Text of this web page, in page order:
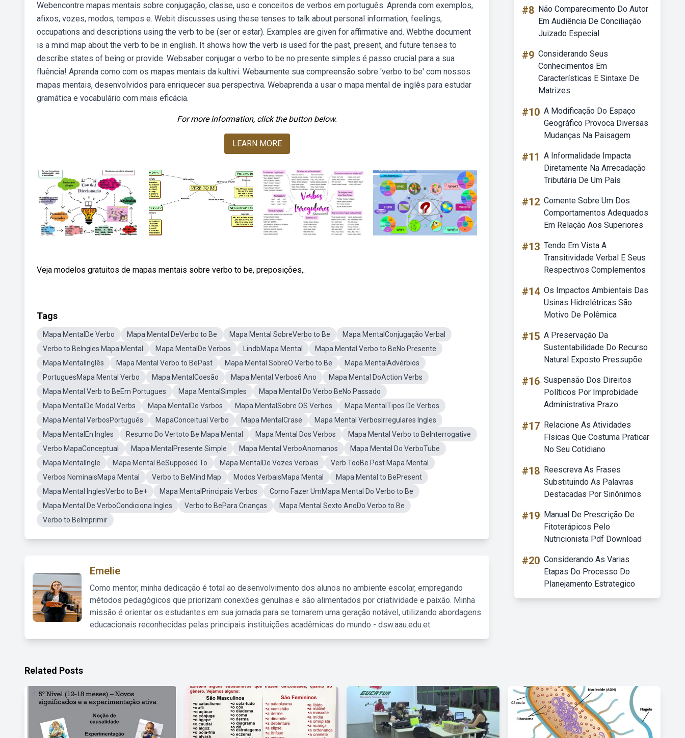
Webencontre mapas mentais sobre conjugação, classe, uso e conceitos de verbos em português. Aprenda com exemplos,
afixos, vozes, modos, tempos e. Webit discusses using these tenses to talk about personal information, feelings,
occupations and descriptions using the verb to be (ser or estar). Examples are given for affirmative and. Webthe document
is a mind map about the verb to be in english. It shows how the verb is used for the past, present, and future tenses to
describe states of being or provide. Websaber conjugar o verbo to be no presente simples é passo crucial para a sua
fluência! Aprenda como com os mapas mentais da kultivi. Webaumente sua compreensão sobre 'verbo to be' com nossos
mapas mentais, desenvolvidos para enriquecer sua perspectiva. Webaprenda a usar o mapa mental de inglês para estudar
gramática e vocabulário com mais eficácia.
For more information, click the button below.
LEARN MORE
Veja modelos gratuitos de mapas mentais sobre verbo to be, preposições,.
Tags
Mapa MentalDe Verbo Mapa Mental DeVerbo to Be Mapa Mental SobreVerbo to Be
Mapa MentalConjugação Verbal
Verbo to BeIngles Mapa Mental
Mapa MentalDe Verbos LindbMapa Mental
Mapa Mental Verbo to BeNo Presente
Mapa MentalInglês
Mapa Mental Verbo to BePast Mapa Mental SobreO Verbo to Be
Mapa MentalAdvérbios
PortuguesMapa Mental Verbo
Mapa MentalCoesão Mapa Mental Verbos6 Ano
Mapa Mental DoAction Verbs
Mapa Mental Verb to BeEm Portugues
Mapa MentalSimples
Mapa Mental Do Verbo BeNo Passado
Mapa MentalDe Modal Verbs
Mapa MentalDe Vsrbos Mapa MentalSobre OS Verbos
Mapa MentalTipos De Verbos
Mapa Mental VerbosPortuguês
MapaConceitual Verbo Mapa MentalCrase
Mapa Mental VerbosIrregulares Ingles
Mapa MentalEn Ingles
Resumo Do Vertoto Be Mapa Mental Mapa Mental Dos Verbos
Mapa Mental Verbo to BeInterrogative
Verbo MapaConceptual
Mapa MentalPresente Simple Mapa Mental VerboAnomanos
Mapa Mental Do VerboTube
Mapa MentalIngle
Mapa Mental BeSupposed To Mapa MentalDe Vozes Verbais
Verb TooBe Post Mapa Mental
Verbos NominaisMapa Mental
Verbo to BeMind Map Modos VerbaisMapa Mental
Mapa Mental to BePresent
Mapa Mental InglesVerbo to Be+
Mapa MentalPrincipais Verbos
Como Fazer UmMapa Mental Do Verbo to Be
Mapa Mental De VerboCondiciona Ingles
Verbo to BePara Crianças
Mapa Mental Sexto AnoDo Verbo to Be
Verbo to BeImprimir
Emelie
Como mentor, minha dedicação é total ao desenvolvimento dos alunos no ambiente escolar, empregando
métodos pedagógicos que priorizam conexões genuínas e são alimentados por criatividade e paixão. Minha
missão é orientar os estudantes em sua jornada para se tornarem uma geração notável, utilizando abordagens
educacionais reconhecidas pelas principais instituições acadêmicas do mundo - dsw.aau.edu.et.
#8 Não Comparecimento Do Autor
Em Audiência De Conciliação
Juizado Especial
#9 Considerando Seus
Conhecimentos Em
Características E Sintaxe De
Matrizes
#10 A Modificação Do Espaço
Geográfico Provoca Diversas
Mudanças Na Paisagem
#11 A Informalidade Impacta
Diretamente Na Arrecadação
Tributária De Um País
#12 Comente Sobre Um Dos
Comportamentos Adequados
Em Relação Aos Superiores
#13 Tendo Em Vista A
Transitividade Verbal E Seus
Respectivos Complementos
#14 Os Impactos Ambientais Das
Usinas Hidrelétricas São
Motivo De Polêmica
#15 A Preservação Da
Sustentabilidade Do Recurso
Natural Exposto Pressupõe
#16 Suspensão Dos Direitos
Políticos Por Improbidade
Administrativa Prazo
#17 Relacione As Atividades
Físicas Que Costuma Praticar
No Seu Cotidiano
#18 Reescreva As Frases
Substituindo As Palavras
Destacadas Por Sinônimos
#19 Manual De Prescrição De
Fitoterápicos Pelo
Nutricionista Pdf Download
#20 Considerando As Varias
Etapas Do Processo Do
Planejamento Estrategico
Related Posts